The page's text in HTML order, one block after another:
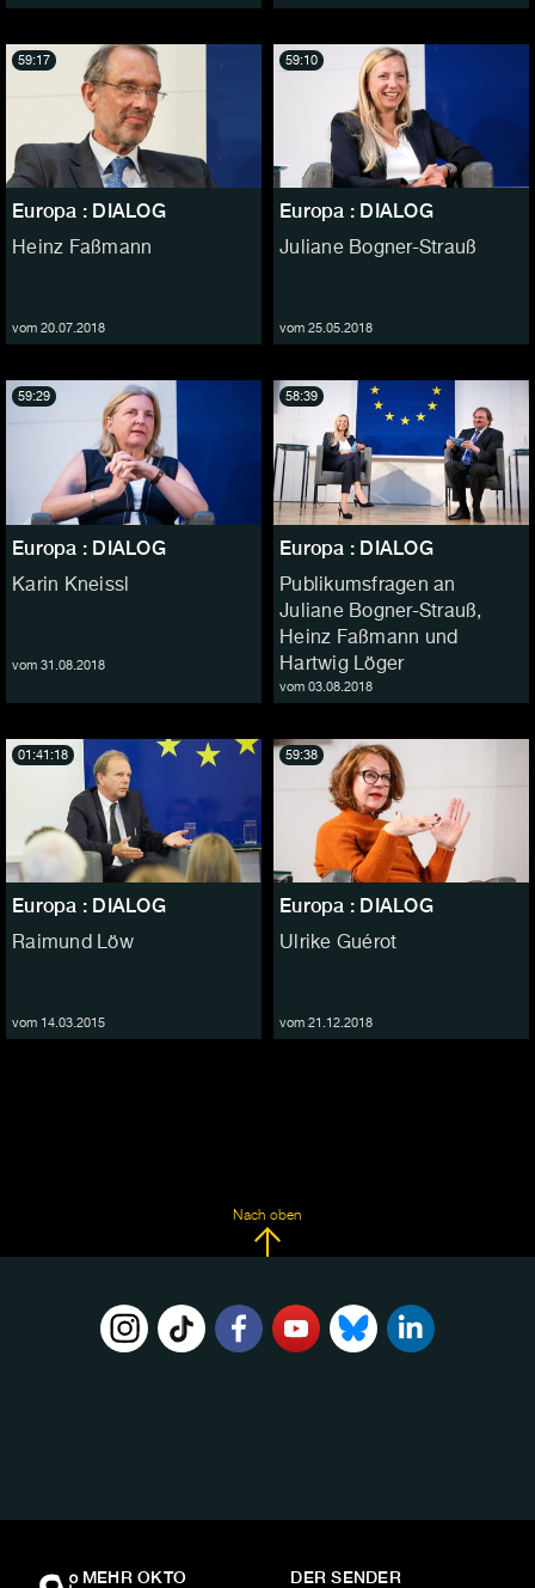
Europa : DIALOG
Heinz Faßmann
vom 20.07.2018
59:17
Europa : DIALOG
Juliane Bogner-Strauß
vom 25.05.2018
59:10
Europa : DIALOG
Karin Kneissl
vom 31.08.2018
59:29
Europa : DIALOG
Publikumsfragen an
Juliane Bogner-Strauß,
Heinz Faßmann und
Hartwig Löger
vom 03.08.2018
58:39
Europa : DIALOG
Raimund Löw
vom 14.03.2015
01:41:18
Europa : DIALOG
Ulrike Guérot
vom 21.12.2018
59:38
Nach oben
MEHR OKTO DER SENDER